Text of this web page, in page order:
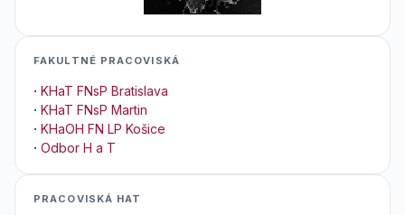
FAKULTNÉ PRACOVISKÁ
· KHaT FNsP Bratislava
· KHaT FNsP Martin
· KHaOH FN LP Košice
· Odbor H a T
PRACOVISKÁ HAT